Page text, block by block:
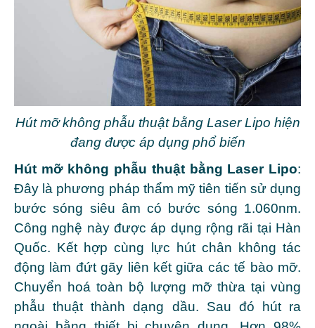
Hút mỡ không phẫu thuật bằng Laser Lipo hiện
đang được áp dụng phổ biến
Hút mỡ không phẫu thuật bằng Laser Lipo:
Đây là phương pháp thẩm mỹ tiên tiến sử dụng
bước sóng siêu âm có bước sóng 1.060nm.
Công nghệ này được áp dụng rộng rãi tại Hàn
Quốc. Kết hợp cùng lực hút chân không tác
động làm đứt gãy liên kết giữa các tế bào mỡ.
Chuyển hoá toàn bộ lượng mỡ thừa tại vùng
phẫu thuật thành dạng dầu. Sau đó hút ra